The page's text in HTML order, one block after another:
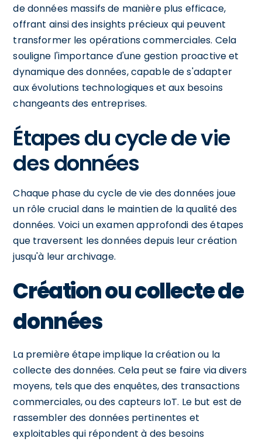
de données massifs de manière plus efficace,
offrant ainsi des insights précieux qui peuvent
transformer les opérations commerciales. Cela
souligne l'importance d'une gestion proactive et
dynamique des données, capable de s'adapter
aux évolutions technologiques et aux besoins
changeants des entreprises.
Étapes du cycle de vie
des données
Chaque phase du cycle de vie des données joue
un rôle crucial dans le maintien de la qualité des
données. Voici un examen approfondi des étapes
que traversent les données depuis leur création
jusqu'à leur archivage.
Création ou collecte de
données
La première étape implique la création ou la
collecte des données. Cela peut se faire via divers
moyens, tels que des enquêtes, des transactions
commerciales, ou des capteurs IoT. Le but est de
rassembler des données pertinentes et
exploitables qui répondent à des besoins